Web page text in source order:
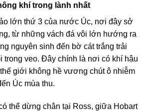
khí trong lành nhất
lớn thứ 3 của nước Úc, nơi đây sở
từ những vách đá vôi lớn hướng ra
nguyên sinh đến bờ cát trắng trải
trong veo. Đây chính là nơi có khí hậu
giới không hề vương chút ô nhiễm
Úc mùa thu.
thể dừng chân tại Ross, giữa Hobart